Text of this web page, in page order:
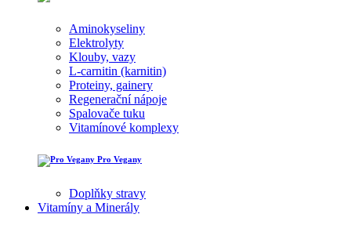
Aminokyseliny
Elektrolyty
Klouby, vazy
L-carnitin (karnitin)
Proteiny, gainery
Regenerační nápoje
Spalovače tuku
Vitamínové komplexy
Pro Vegany
Doplňky stravy
Vitamíny a Minerály